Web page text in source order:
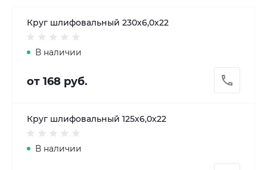
Круг шлифовальный 230х6,0х22
В наличии
от 168 руб.
Круг шлифовальный 125х6,0х22
В наличии